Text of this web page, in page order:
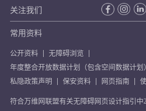
关注我们
常用资料
公开资料
无障碍浏览
年度整合开放数据计划（包含空间数据计划
私隐政策声明
保安资料 网页指南
符合万维网联盟有关无障碍网页设计指引中